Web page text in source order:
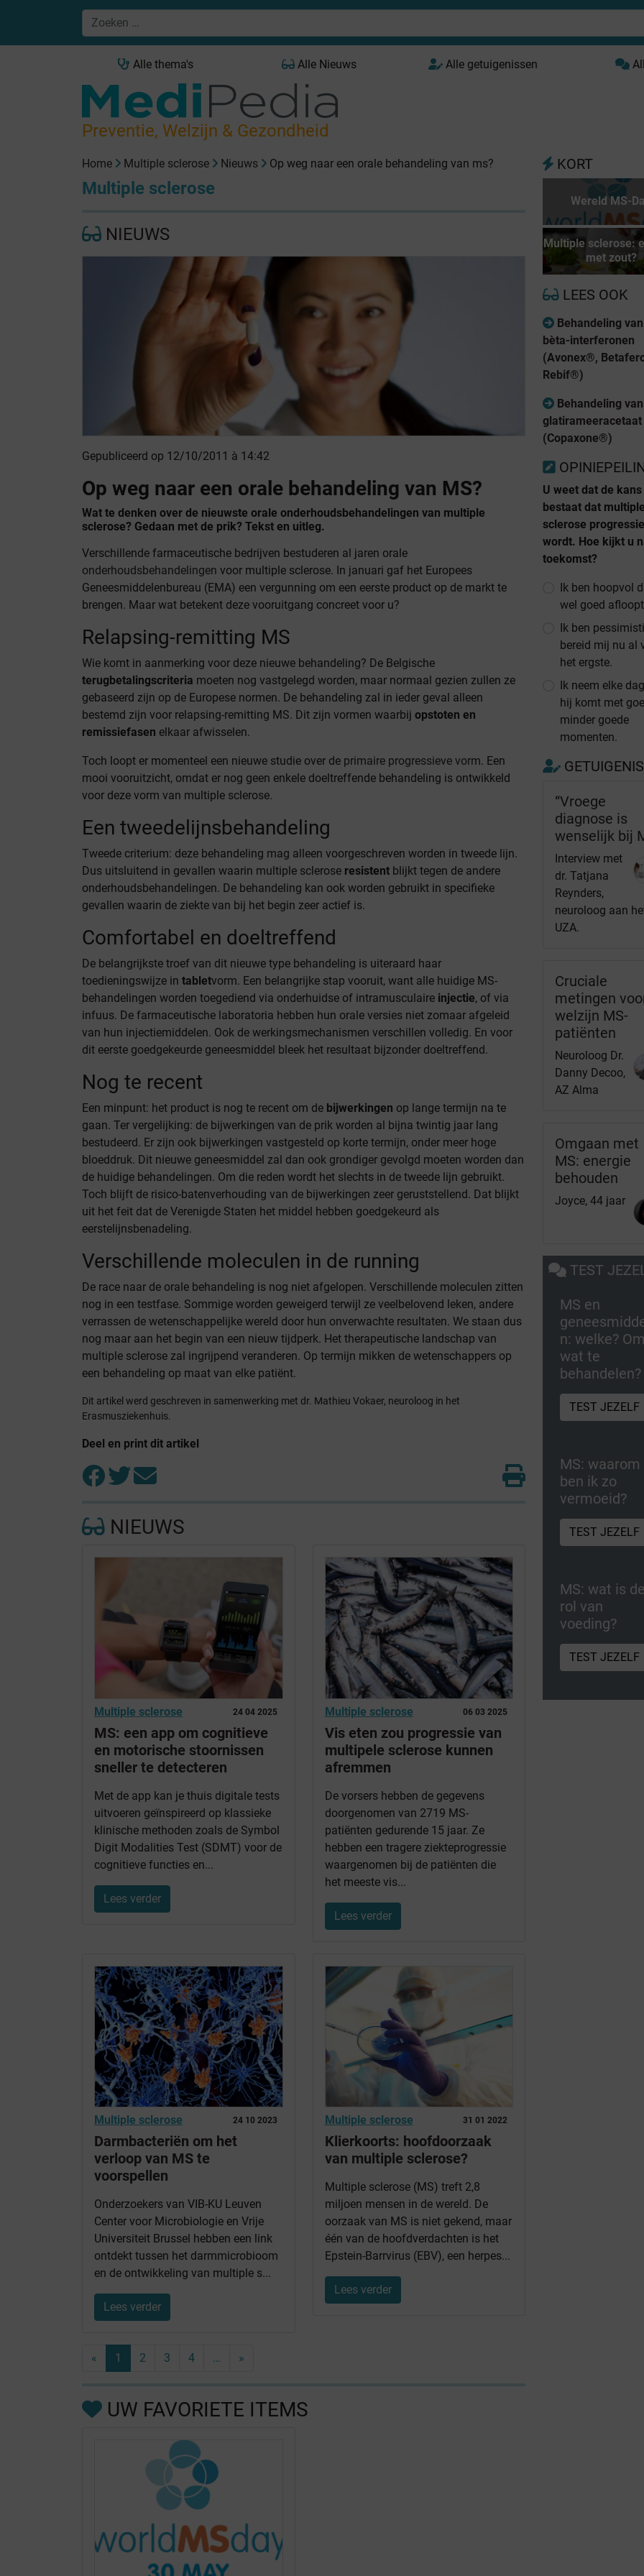
Alle thema's Alle Nieuws Alle getuigenissen
Preventie, Welzijn & Gezondheid
Home Multiple sclerose Nieuws Op weg naar een orale behandeling van ms?
Multiple sclerose
NIEUWS
Gepubliceerd op 12/10/2011 à 14:42
Op weg naar een orale behandeling van MS?
Wat te denken over de nieuwste orale onderhoudsbehandelingen van multiple
sclerose? Gedaan met de prik? Tekst en uitleg.
Verschillende farmaceutische bedrijven bestuderen al jaren orale
onderhoudsbehandelingen voor multiple sclerose. In januari gaf het Europees
Geneesmiddelenbureau (EMA) een vergunning om een eerste product op de markt te
brengen. Maar wat betekent deze vooruitgang concreet voor u?
Relapsing-remitting MS
Wie komt in aanmerking voor deze nieuwe behandeling? De Belgische
terugbetalingscriteria moeten nog vastgelegd worden, maar normaal gezien zullen ze
gebaseerd zijn op de Europese normen. De behandeling zal in ieder geval alleen
bestemd zijn voor relapsing-remitting MS. Dit zijn vormen waarbij opstoten en
remissiefasen elkaar afwisselen.
Toch loopt er momenteel een nieuwe studie over de primaire progressieve vorm. Een
mooi vooruitzicht, omdat er nog geen enkele doeltreffende behandeling is ontwikkeld
voor deze vorm van multiple sclerose.
Een tweedelijnsbehandeling
Tweede criterium: deze behandeling mag alleen voorgeschreven worden in tweede lijn.
Dus uitsluitend in gevallen waarin multiple sclerose resistent blijkt tegen de andere
onderhoudsbehandelingen. De behandeling kan ook worden gebruikt in specifieke
gevallen waarin de ziekte van bij het begin zeer actief is.
Comfortabel en doeltreffend
De belangrijkste troef van dit nieuwe type behandeling is uiteraard haar
toedieningswijze in tabletvorm. Een belangrijke stap vooruit, want alle huidige MS-
behandelingen worden toegediend via onderhuidse of intramusculaire injectie, of via
infuus. De farmaceutische laboratoria hebben hun orale versies niet zomaar afgeleid
van hun injectiemiddelen. Ook de werkingsmechanismen verschillen volledig. En voor
dit eerste goedgekeurde geneesmiddel bleek het resultaat bijzonder doeltreffend.
Nog te recent
Een minpunt: het product is nog te recent om de bijwerkingen op lange termijn na te
gaan. Ter vergelijking: de bijwerkingen van de prik worden al bijna twintig jaar lang
bestudeerd. Er zijn ook bijwerkingen vastgesteld op korte termijn, onder meer hoge
bloeddruk. Dit nieuwe geneesmiddel zal dan ook grondiger gevolgd moeten worden dan
de huidige behandelingen. Om die reden wordt het slechts in de tweede lijn gebruikt.
Toch blijft de risico-batenverhouding van de bijwerkingen zeer geruststellend. Dat blijkt
uit het feit dat de Verenigde Staten het middel hebben goedgekeurd als
eerstelijnsbenadeling.
Verschillende moleculen in de running
De race naar de orale behandeling is nog niet afgelopen. Verschillende moleculen zitten
nog in een testfase. Sommige worden geweigerd terwijl ze veelbelovend leken, andere
verrassen de wetenschappelijke wereld door hun onverwachte resultaten. We staan dus
nog maar aan het begin van een nieuw tijdperk. Het therapeutische landschap van
multiple sclerose zal ingrijpend veranderen. Op termijn mikken de wetenschappers op
een behandeling op maat van elke patiënt.
Dit artikel werd geschreven in samenwerking met dr. Mathieu Vokaer, neuroloog in het
Erasmusziekenhuis.
Deel en print dit artikel
NIEUWS
24 04 2025
Multiple sclerose
MS: een app om cognitieve
en motorische stoornissen
sneller te detecteren
Met de app kan je thuis digitale tests
uitvoeren geïnspireerd op klassieke
klinische methoden zoals de Symbol
Digit Modalities Test (SDMT) voor de
cognitieve functies en...
Lees verder
06 03 2025
Multiple sclerose
Vis eten zou progressie van
multipele sclerose kunnen
afremmen
De vorsers hebben de gegevens
doorgenomen van 2719 MS-
patiënten gedurende 15 jaar. Ze
hebben een tragere ziekteprogressie
waargenomen bij de patiënten die
het meeste vis...
Lees verder
24 10 2023
Multiple sclerose
Darmbacteriën om het
verloop van MS te
voorspellen
Onderzoekers van VIB-KU Leuven
Center voor Microbiologie en Vrije
Universiteit Brussel hebben een link
ontdekt tussen het darmmicrobioom
en de ontwikkeling van multiple s...
Lees verder
31 01 2022
Multiple sclerose
Klierkoorts: hoofdoorzaak
van multiple sclerose?
Multiple sclerose (MS) treft 2,8
miljoen mensen in de wereld. De
oorzaak van MS is niet gekend, maar
één van de hoofdverdachten is het
Epstein-Barrvirus (EBV), een herpes...
Lees verder
« 1 2 3 4 … »
UW FAVORIETE ITEMS
KORT
Wereld MS-
Multiple sclerose:
met zout?
LEES OOK
Behandeling
bèta-interferonen
(Avonex®,
Rebif®)
Behandeling
glatirameeracetaat
(Copaxone®)
U weet dat de kans
bestaat dat multiple
sclerose
wordt. Hoe kijkt u
toekomst?
Ik ben hoopvol
wel goed
Ik ben
bereid mij nu al
het ergste.
Ik neem elke
hij komt met
minder goede
momenten.
“Vroege
diagnose is
wenselijk bij
Interview met
dr. Tatjana
Reynders,
neuroloog aan
UZA.
Cruciale
metingen
welzijn MS-
patiënten
Neuroloog Dr.
Danny Decoo,
AZ Alma
Omgaan met
MS: energie
behouden
Joyce, 44 jaar
TEST
MS en
n: welke? Om
wat te
behandelen?
TEST JEZELF
MS: waarom
ben ik zo
vermoeid?
TEST JEZELF
MS: wat is de
rol van
voeding?
TEST JEZELF